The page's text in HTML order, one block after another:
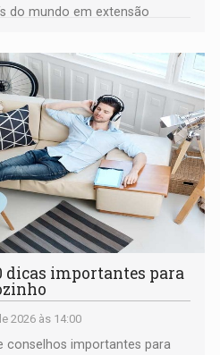
do mundo em extensão
dicas importantes para
2026 às 14:00
conselhos importantes para